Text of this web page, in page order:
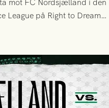
mot FC Nordsjælland i den
League på Right to Dream
har tagit ut följande